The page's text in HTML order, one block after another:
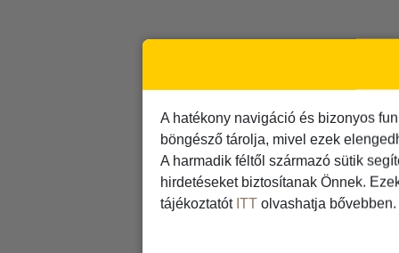
A hatékony navigáció és bizonyos
böngésző tárolja, mivel ezek
A harmadik féltől származó sütik
hirdetéseket biztosítanak Önnek.
tájékoztatót ITT olvashatja bővebben.